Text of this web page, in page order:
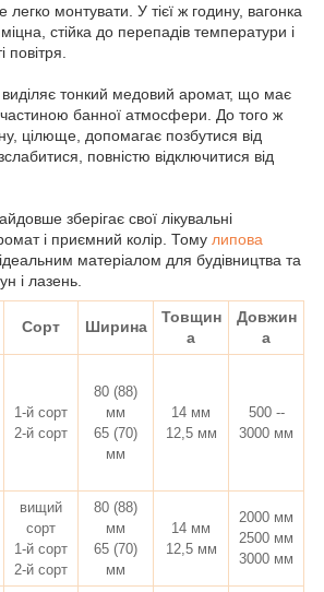
легко монтувати. У тієї ж годину, вагонка
стійка до перепадів температури і
повітря.
виділяє тонкий медовий аромат, що має
банної атмосфери. До того ж
цілюще, допомагає позбутися від
повністю відключитися від
зберігає свої лікувальні
і приємний колір. Тому липова
матеріалом для будівництва та
і лазень.
Сорт Ширина
Товщин
а
Довжин
а
1-й сорт
2-й сорт
80 (88)
мм
65 (70)
мм
14 мм
12,5 мм
500 --
3000 мм
вищий
сорт
1-й сорт
2-й сорт
80 (88)
мм
65 (70)
мм
14 мм
12,5 мм
2000 мм
2500 мм
3000 мм